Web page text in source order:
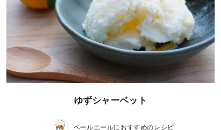
ゆずシャーベット
ペールエールにおすすめのレシピ